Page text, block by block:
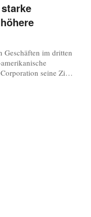
Geschäften im dritten
seine Ziele
nach oben
erwartet nun ein